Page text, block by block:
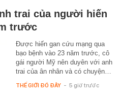
trai của người hiến
trước
Được hiến gan cứu mạng qua
bạo bệnh vào 23 năm trước, cô
gái người Mỹ nên duyên với anh
trai của ân nhân và có chuyện…
THẾ GIỚI ĐÓ ĐÂY - 5 giờ trước